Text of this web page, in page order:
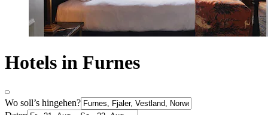
Hotels in Furnes
Wo soll’s hingehen?